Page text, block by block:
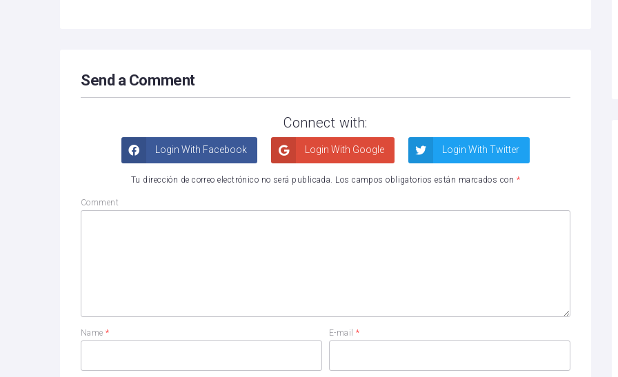
Send a Comment
Connect with:
Login With Facebook Login With Google Login With Twitter
Tu dirección de correo electrónico no será publicada. Los campos obligatorios están marcados con *
Comment
Name* E-mail*